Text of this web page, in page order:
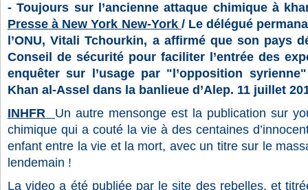
- Toujours sur l’ancienne attaque chimique à
Presse à New York New-York / Le délégué
l’ONU, Vitali Tchourkin, a affirmé que son pays
Conseil de sécurité pour faciliter l’entrée des
enquêter sur l’usage par "l’opposition
Khan al-Assel dans la banlieue d’Alep. 11 juillet
INHFR
Un autre mensonge est la publication sur
chimique qui a couté la vie à des centaines
enfant entre la vie et la mort, avec un titre sur le
lendemain !
La video a été publiée par le site des rebelles, et